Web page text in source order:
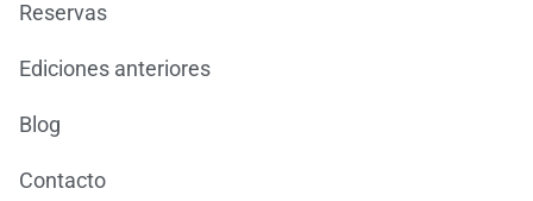
Reservas
Ediciones anteriores
Blog
Contacto